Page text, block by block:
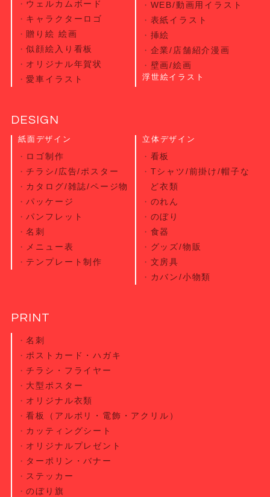
ウェルカムボード
キャラクターロゴ
贈り絵 絵画
似顔絵入り看板
オリジナル年賀状
愛車イラスト
WEB/動画用イラスト
表紙イラスト
挿絵
企業/店舗紹介漫画
壁画/絵画
浮世絵イラスト
DESIGN
紙面デザイン
ロゴ制作
チラシ/広告/ポスター
カタログ/雑誌/ページ物
パッケージ
パンフレット
名刺
メニュー表
テンプレート制作
立体デザイン
看板
Tシャツ/前掛け/帽子な
ど衣類
のれん
のぼり
食器
グッズ/物販
文房具
カバン/小物類
PRINT
名刺
ポストカード・ハガキ
チラシ・ フライヤー
大型ポスター
オリジナル衣類
看板（アルポリ・電飾・アクリル）
カッティングシート
オリジナルプレゼント
ターポリン・バナー
ステッカー
のぼり旗